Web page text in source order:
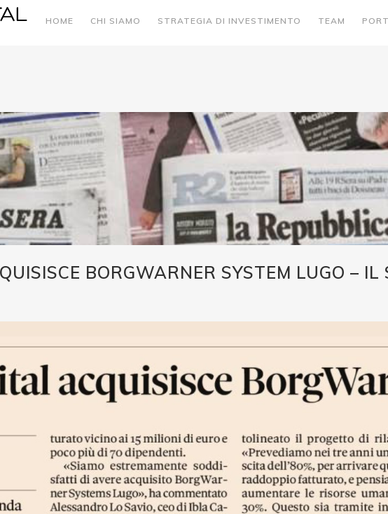
HOME CHI SIAMO STRATEGIA DI INVESTIMENTO TEAM
BORGWARNER SYSTEM LUGO – IL